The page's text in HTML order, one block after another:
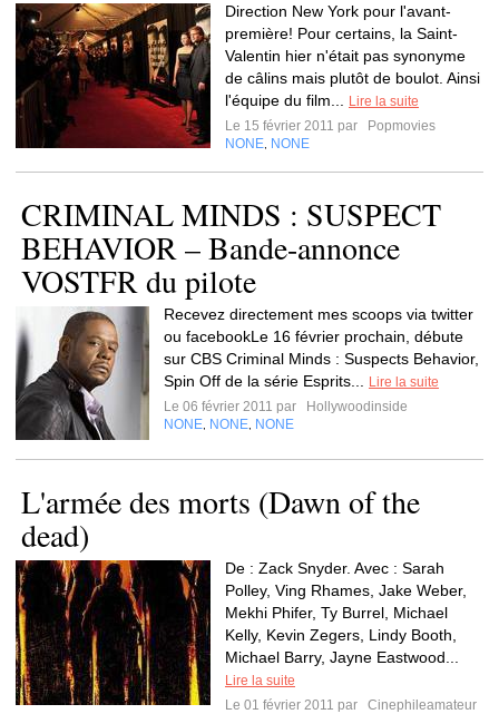
Direction New York pour l'avant-
première! Pour certains, la Saint-
Valentin hier n'était pas synonyme
de câlins mais plutôt de boulot. Ainsi
l'équipe du film...
Lire la suite
Le 15 février 2011 par
Popmovies
NONE NONE
CRIMINAL MINDS : SUSPECT
BEHAVIOR – Bande-annonce
VOSTFR du pilote
Recevez directement mes scoops via twitter
ou facebookLe 16 février prochain, débute
sur CBS Criminal Minds : Suspects Behavior,
Spin Off de la série Esprits...
Lire la suite
Le 06 février 2011 par
Hollywoodinside
NONE NONE NONE
L'armée des morts (Dawn of the
dead)
De : Zack Snyder. Avec : Sarah
Polley, Ving Rhames, Jake Weber,
Mekhi Phifer, Ty Burrel, Michael
Kelly, Kevin Zegers, Lindy Booth,
Michael Barry, Jayne Eastwood...
Lire la suite
Le 01 février 2011 par
Cinephileamateur